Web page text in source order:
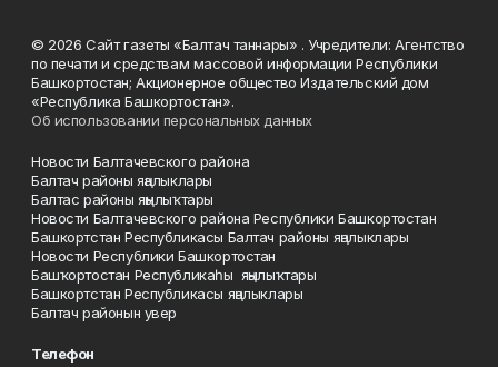
© 2026 Сайт газеты «Балтач таннары» . Учредители: Агентство
по печати и средствам массовой информации Республики
Башкортостан; Акционерное общество Издательский дом
«Республика Башкортостан».
Об использовании персональных данных
Новости Балтачевского района
Балтач районы яңалыклары
Балтас районы яңылыҡтары
Новости Балтачевского района Республики Башкортостан
Башкортстан Республикасы Балтач районы яңалыклары
Новости Республики Башкортостан
Башҡортостан Республикаһы яңылыҡтары
Башкортстан Республикасы яңалыклары
Балтач районын увер
Телефон